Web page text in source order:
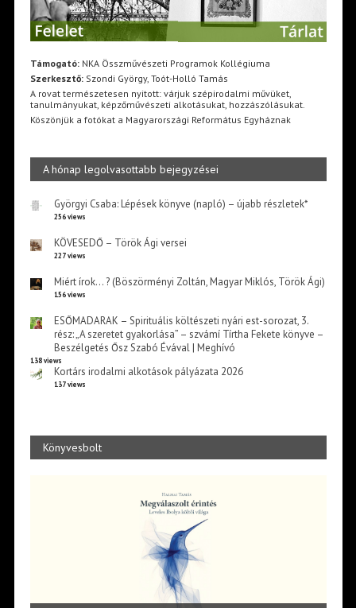
Támogató:NKA Összművészeti Programok Kollégiuma
Szerkesztő:Szondi György, Toót-Holló Tamás
A rovat természetesen nyitott: várjuk szépirodalmi művüket,
tanulmányukat, képzőművészeti alkotásukat, hozzászólásukat.
Köszönjük a fotókat a Magyarországi Református Egyháznak
A hónap legolvasottabb bejegyzései
Györgyi Csaba: Lépések könyve (napló) – újabb részletek*
256 views
KÖVESEDŐ – Török Ági versei
227 views
Miért írok… ? (Böszörményi Zoltán, Magyar Miklós, Török Ági)
156 views
ESŐMADARAK – Spirituális költészeti nyári est-sorozat, 3.
rész: „A szeretet gyakorlása” – szvámí Tírtha Fekete könyve –
Beszélgetés Ősz Szabó Évával | Meghívó
138 views
Kortárs irodalmi alkotások pályázata 2026
137 views
Könyvesbolt